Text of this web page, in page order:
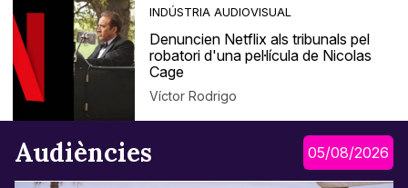
INDÚSTRIA AUDIOVISUAL
Denuncien Netflix als tribunals pel
robatori d'una pel·lícula de Nicolas
Cage
Víctor Rodrigo
Audiències 05/08/2026